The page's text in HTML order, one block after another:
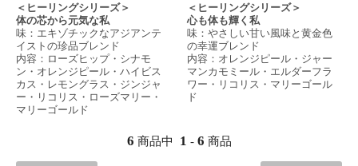
＜ヒーリングシリーズ＞
体の芯から元気な私
味：エキゾチックなアジアンテ
イストの珍品ブレンド
内容：ローズヒップ・シナモ
ン・オレンジピール・ハイビス
カス・レモングラス・ジンジャ
ー・リコリス・ローズマリー・
マリーゴールド
＜ヒーリングシリーズ＞
心も体も輝く私
味：やさしい甘い風味と黄金色
の幸運ブレンド
内容：オレンジピール・ジャー
マンカモミール・エルダーフラ
ワー・リコリス・マリーゴール
ド
6 商品中 1 -6 商品